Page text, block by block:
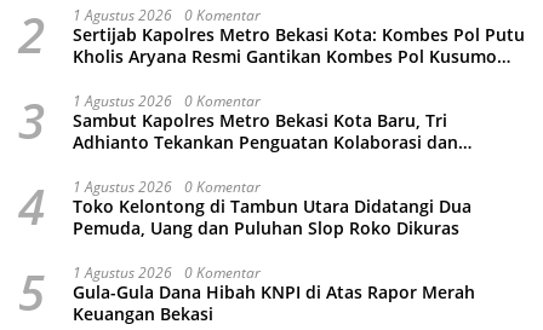
2 1 Agustus 2026 0 Komentar
Sertijab Kapolres Metro Bekasi Kota: Kombes Pol Putu
Kholis Aryana Resmi Gantikan Kombes Pol Kusumo
3 1 Agustus 2026 0 Komentar
Sambut Kapolres Metro Bekasi Kota Baru, Tri
Adhianto Tekankan Penguatan Kolaborasi dan
4 1 Agustus 2026 0 Komentar
Toko Kelontong di Tambun Utara Didatangi Dua
Pemuda, Uang dan Puluhan Slop Roko Dikuras
5 1 Agustus 2026 0 Komentar
Gula-Gula Dana Hibah KNPI di Atas Rapor Merah
Keuangan Bekasi